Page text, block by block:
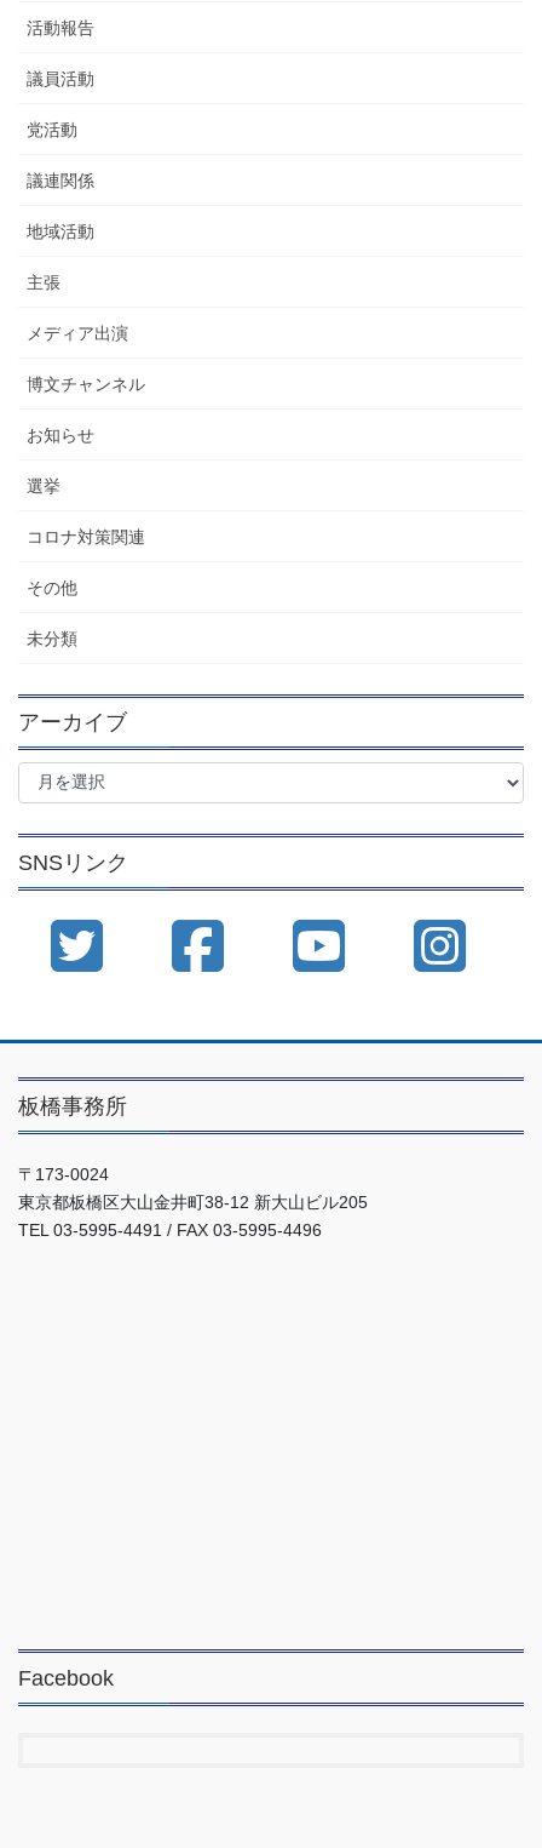
活動報告
議員活動
党活動
議連関係
地域活動
主張
メディア出演
博文チャンネル
お知らせ
選挙
コロナ対策関連
その他
未分類
アーカイブ
ア
イ
ブ
SNSリンク
板橋事務所
〒173-0024
東京都板橋区大山金井町38-12 新大山ビル205
TEL 03-5995-4491 / FAX 03-5995-4496
Facebook